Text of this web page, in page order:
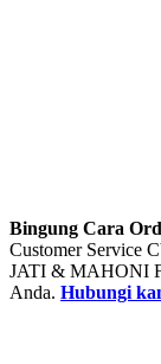
Bingung Cara
Customer Service
JATI & MAHONI
Anda. Hubungi